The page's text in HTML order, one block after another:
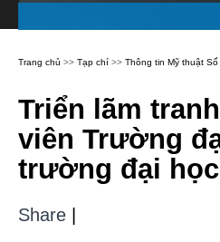
Trang chủ >> Tạp chí >> Thông tin Mỹ thuật
Triển lãm
viên Trường
trường đại
Share